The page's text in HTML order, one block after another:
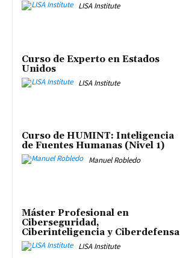
LISA Institute
Curso de Experto en Estados
Unidos
LISA Institute
Curso de HUMINT: Inteligencia
de Fuentes Humanas (Nivel 1)
Manuel Robledo
Máster Profesional en
Ciberseguridad,
Ciberinteligencia y Ciberdefensa
LISA Institute